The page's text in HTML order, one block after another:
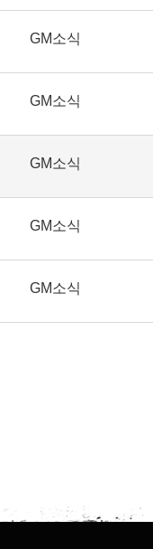
GM소식
GM소식
GM소식
GM소식
GM소식